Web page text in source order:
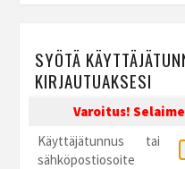
SYÖTÄ
KIRJAUTUAKSESI
Varoitus!
Käyttäjätunnus tai
sähköpostiosoite